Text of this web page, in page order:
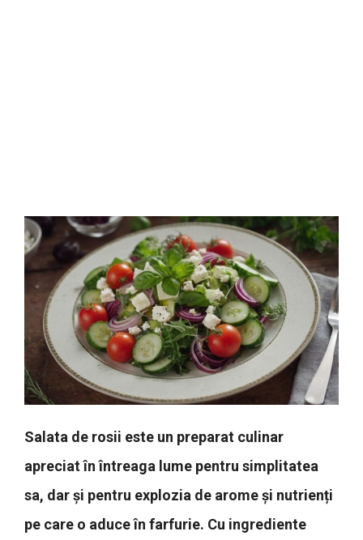
Salata de rosii este un preparat culinar
apreciat în întreaga lume pentru simplitatea
sa, dar și pentru explozia de arome și nutrienți
pe care o aduce în farfurie. Cu ingrediente